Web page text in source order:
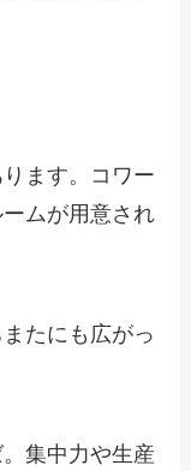
ます。コワー
ムが用意され
たにも広がっ
集中力や生産